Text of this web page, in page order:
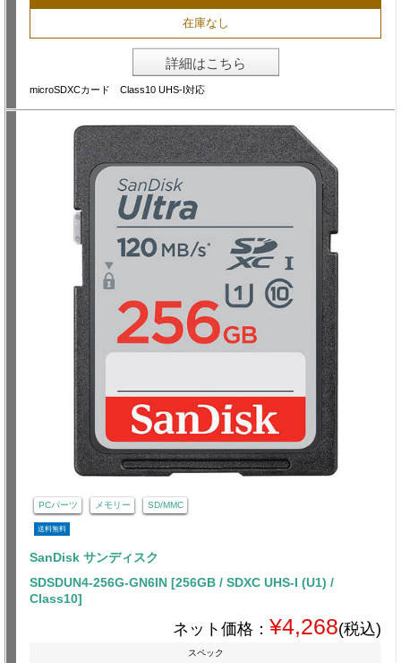
在庫なし
詳細はこちら
microSDXCカード Class10 UHS-I対応
PCパーツ メモリー SD/MMC
送料無料
SanDisk サンディスク
SDSDUN4-256G-GN6IN [256GB / SDXC UHS-I (U1) /
Class10]
ネット価格： ¥4,268(税込)
スペック